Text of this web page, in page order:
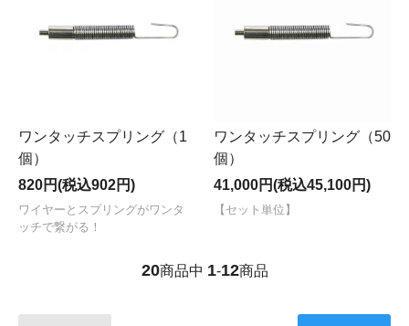
ワンタッチスプリング（1
個）
820円(税込902円)
ワイヤーとスプリングがワンタ
ッチで繋がる！
ワンタッチスプリング（50
個）
41,000円(税込45,100円)
【セット単位】
20商品中 1-12商品